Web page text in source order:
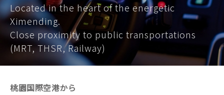
Located in the heart of the energetic
Ximending.
Close proximity to public transportations
(MRT, THSR, Railway)
桃園国際空港から